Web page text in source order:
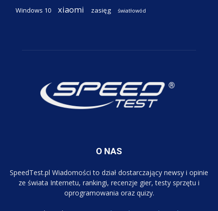
Windows 10 xiaomi zasięg światłowód
O NAS
SpeedTest.pl Wiadomości to dział dostarczający newsy i opinie
ze świata Internetu, rankingi, recenzje gier, testy sprzętu i
oprogramowania oraz quizy.